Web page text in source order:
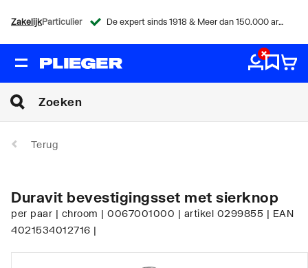
ZakelijkParticulier De expert sinds 1918 & Meer dan 150.000 artikelen
Terug
Duravit bevestigingsset met sierknop
per paar | chroom | 0067001000 | artikel 0299855 | EAN
4021534012716 |